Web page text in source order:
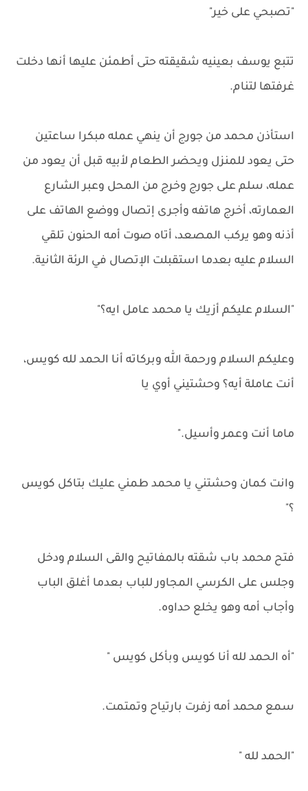
"تصبحي على خير"
تتبع يوسف بعينيه شقيقته حتى أطمئن عليها أنها دخلت
غرفتها لتنام.
استأذن محمد من جورج أن ينهي عمله مبكرا ساعتين
حتى يعود للمنزل ويحضر الطعام لأبيه قبل أن يعود من
عمله، سلم على جورج وخرج من المحل وعبر الشارع
العمارته، أخرج هاتفه وأجرى إتصال ووضع الهاتف على
أذنه وهو يركب المصعد، أتاه صوت أمه الحنون تلقي
السلام عليه بعدما استقبلت الإتصال في الرئة الثانية.
"السلام عليكم أزيك يا محمد عامل ايه؟"
وعليكم السلام ورحمة الله وبركاته أنا الحمد لله كويس،
أنت عاملة أيه؟ وحشتيني أوي يا
ماما أنت وعمر وأسيل."
وانت كمان وحشتني يا محمد طمني عليك بتاكل كويس
؟"
فتح محمد باب شقته بالمفاتيح والقى السلام ودخل
وجلس على الكرسي المجاور للباب بعدما أغلق الباب
وأجاب أمه وهو يخلع حداوه.
"أه الحمد لله أنا كويس وبأكل كويس "
سمع محمد أمه زفرت بارتياح وتمتمت.
"الحمد لله "